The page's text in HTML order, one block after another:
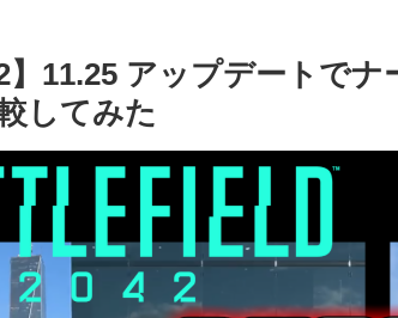
】11.25 アップデートで
してみた